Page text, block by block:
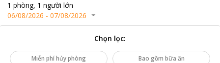
1 phòng, 1 người lớn
06/08/2026 - 07/08/2026
Chọn lọc:
Miễn phí hủy phòng Bao gồm bữa ăn